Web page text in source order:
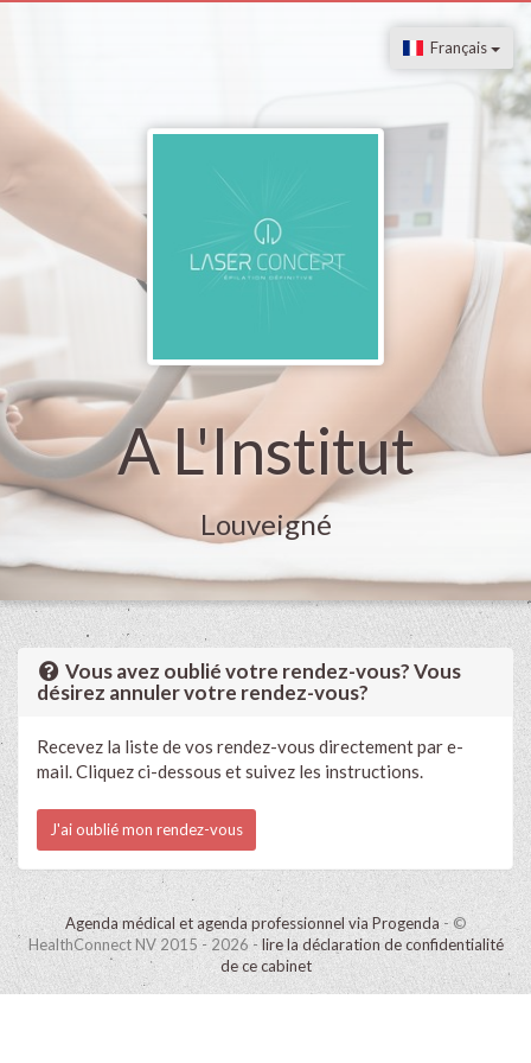
Français
A L'Institut
Louveigné
Vous avez oublié votre rendez-vous? Vous
désirez annuler votre rendez-vous?
Recevez la liste de vos rendez-vous directement par e-
mail. Cliquez ci-dessous et suivez les instructions.
J'ai oublié mon rendez-vous
Agenda médical et agenda professionnel via Progenda- ©
HealthConnect NV 2015 - 2026 - lire la déclaration de confidentialité
de ce cabinet